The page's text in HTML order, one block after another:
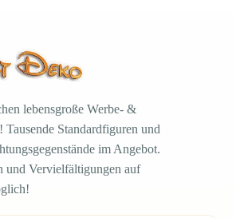
lebensgroße Werbe- &
Standardfiguren und
im Angebot.
und Vervielfältigungen auf